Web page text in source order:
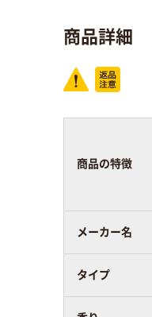
商品詳細
商品の特徴
メーカー名
タイプ